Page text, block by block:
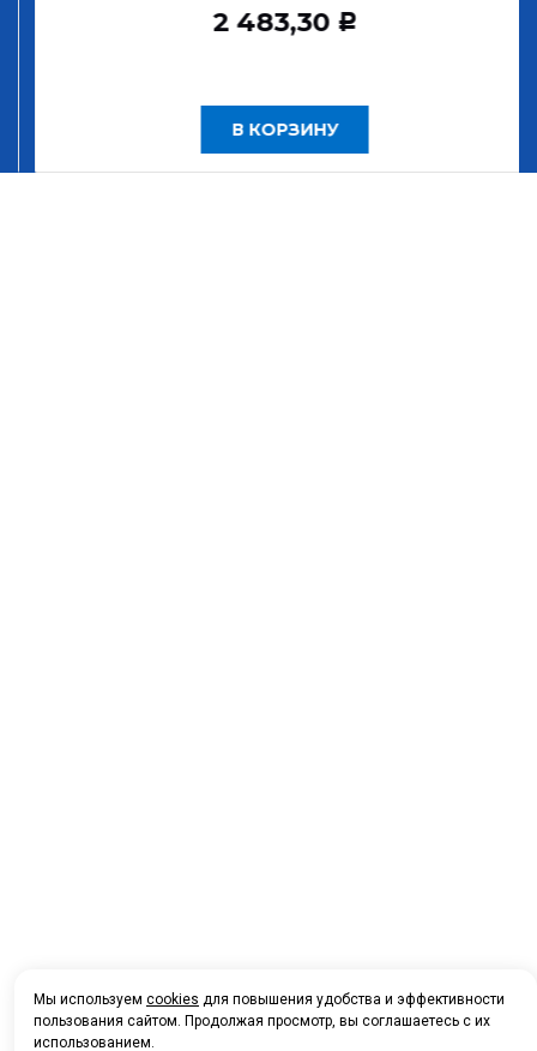
2 483,30 Р
В КОРЗИНУ
Мы используем cookies для повышения удобства и эффективности
пользования сайтом. Продолжая просмотр, вы соглашаетесь с их
использованием.